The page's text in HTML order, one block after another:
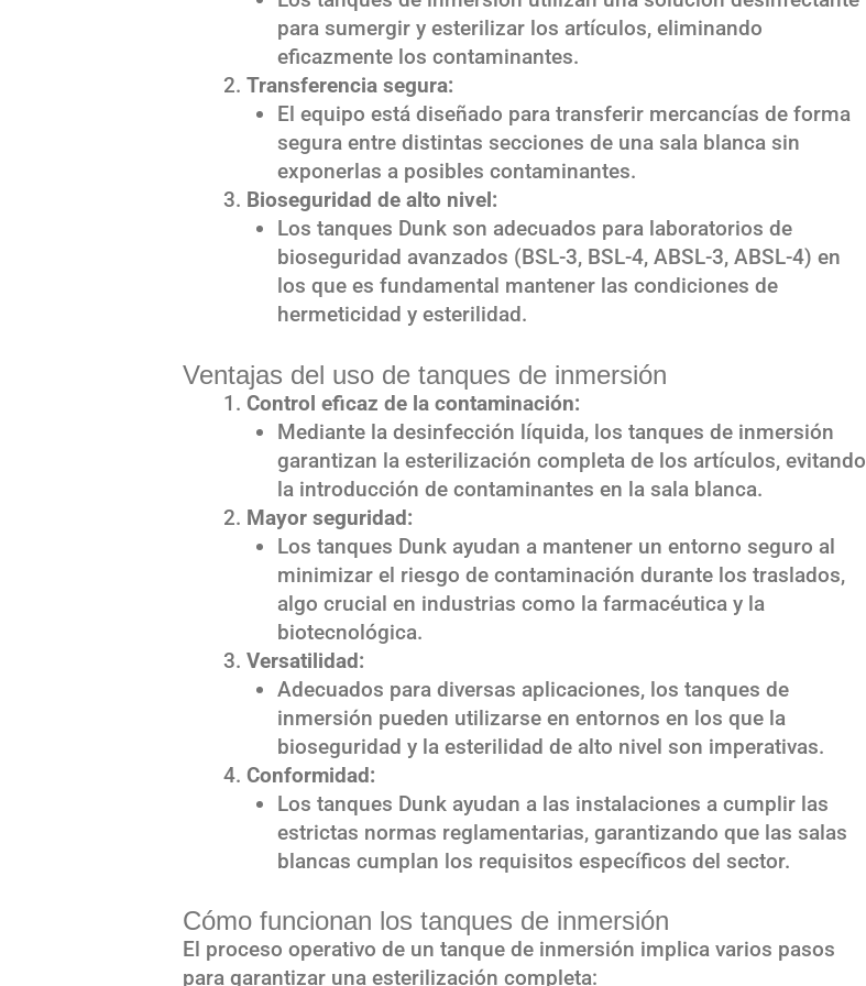
para sumergir y esterilizar los artículos, eliminando
eficazmente los contaminantes.
Transferencia segura:
El equipo está diseñado para transferir mercancías de forma
segura entre distintas secciones de una sala blanca sin
exponerlas a posibles contaminantes.
Bioseguridad de alto nivel:
Los tanques Dunk son adecuados para laboratorios de
bioseguridad avanzados (BSL-3, BSL-4, ABSL-3, ABSL-4) en
los que es fundamental mantener las condiciones de
hermeticidad y esterilidad.
Ventajas del uso de tanques de inmersión
Control eficaz de la contaminación:
Mediante la desinfección líquida, los tanques de inmersión
garantizan la esterilización completa de los artículos, evitando
la introducción de contaminantes en la sala blanca.
Mayor seguridad:
Los tanques Dunk ayudan a mantener un entorno seguro al
minimizar el riesgo de contaminación durante los traslados,
algo crucial en industrias como la farmacéutica y la
biotecnológica.
Versatilidad:
Adecuados para diversas aplicaciones, los tanques de
inmersión pueden utilizarse en entornos en los que la
bioseguridad y la esterilidad de alto nivel son imperativas.
Conformidad:
Los tanques Dunk ayudan a las instalaciones a cumplir las
estrictas normas reglamentarias, garantizando que las salas
blancas cumplan los requisitos específicos del sector.
Cómo funcionan los tanques de inmersión
El proceso operativo de un tanque de inmersión implica varios pasos
para garantizar una esterilización completa: